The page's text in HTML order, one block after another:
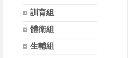
訓育組
體衛組
生輔組